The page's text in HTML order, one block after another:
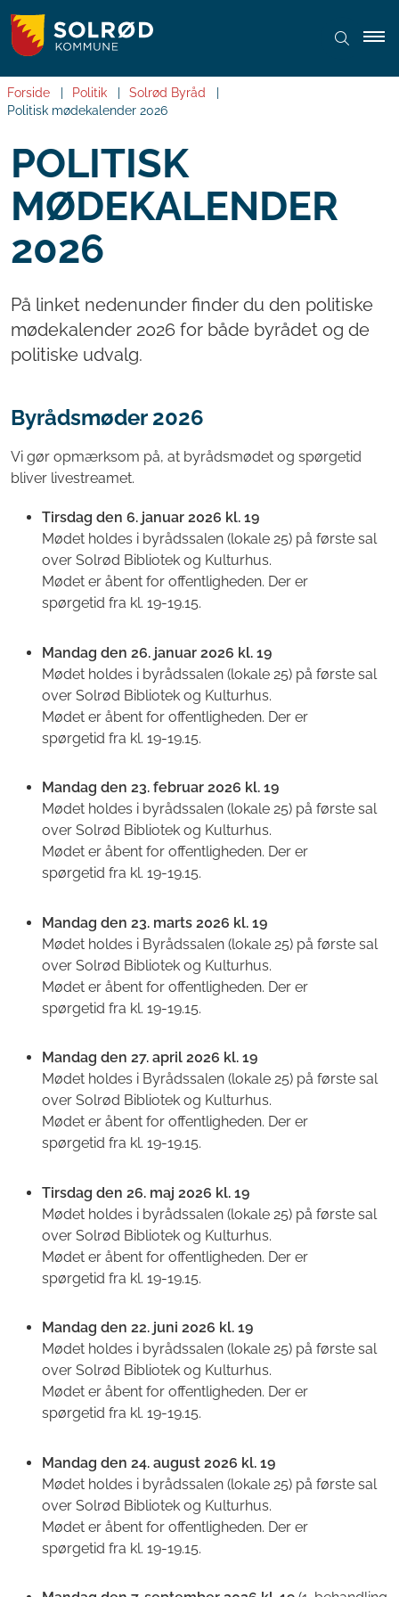
Forside Politik
Solrød Byråd
Politisk mødekalender 2026
POLITISK
MØDEKALENDER
2026
På linket nedenunder finder du den politiske
mødekalender 2026 for både byrådet og de
politiske udvalg.
Byrådsmøder 2026
Vi gør opmærksom på, at byrådsmødet og spørgetid
bliver livestreamet.
Tirsdag den 6. januar 2026 kl. 19
Mødet holdes i byrådssalen (lokale 25) på første sal
over Solrød Bibliotek og Kulturhus.
Mødet er åbent for offentligheden. Der er
spørgetid fra kl. 19-19.15.
Mandag den 26. januar 2026 kl. 19
Mødet holdes i byrådssalen (lokale 25) på første sal
over Solrød Bibliotek og Kulturhus.
Mødet er åbent for offentligheden. Der er
spørgetid fra kl. 19-19.15.
Mandag den 23. februar 2026 kl. 19
Mødet holdes i byrådssalen (lokale 25) på første sal
over Solrød Bibliotek og Kulturhus.
Mødet er åbent for offentligheden. Der er
spørgetid fra kl. 19-19.15.
Mandag den 23. marts 2026 kl. 19
Mødet holdes i Byrådssalen (lokale 25) på første sal
over Solrød Bibliotek og Kulturhus.
Mødet er åbent for offentligheden. Der er
spørgetid fra kl. 19-19.15.
Mandag den 27. april 2026 kl. 19
Mødet holdes i Byrådssalen (lokale 25) på første sal
over Solrød Bibliotek og Kulturhus.
Mødet er åbent for offentligheden. Der er
spørgetid fra kl. 19-19.15.
Tirsdag den 26. maj 2026 kl. 19
Mødet holdes i byrådssalen (lokale 25) på første sal
over Solrød Bibliotek og Kulturhus.
Mødet er åbent for offentligheden. Der er
spørgetid fra kl. 19-19.15.
Mandag den 22. juni 2026 kl. 19
Mødet holdes i byrådssalen (lokale 25) på første sal
over Solrød Bibliotek og Kulturhus.
Mødet er åbent for offentligheden. Der er
spørgetid fra kl. 19-19.15.
Mandag den 24. august 2026 kl. 19
Mødet holdes i byrådssalen (lokale 25) på første sal
over Solrød Bibliotek og Kulturhus.
Mødet er åbent for offentligheden. Der er
spørgetid fra kl. 19-19.15.